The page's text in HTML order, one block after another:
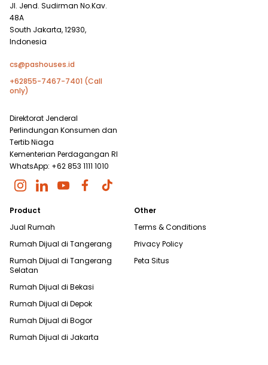
Jl. Jend. Sudirman No.Kav.
48A
South Jakarta, 12930,
Indonesia
cs@pashouses.id
+62855-7467-7401 (Call
only)
Direktorat Jenderal
Perlindungan Konsumen dan
Tertib Niaga
Kementerian Perdagangan RI
WhatsApp: +62 853 1111 1010
Product
Jual Rumah
Rumah Dijual di Tangerang
Rumah Dijual di Tangerang
Selatan
Rumah Dijual di Bekasi
Rumah Dijual di Depok
Rumah Dijual di Bogor
Rumah Dijual di Jakarta
Other
Terms & Conditions
Privacy Policy
Peta Situs